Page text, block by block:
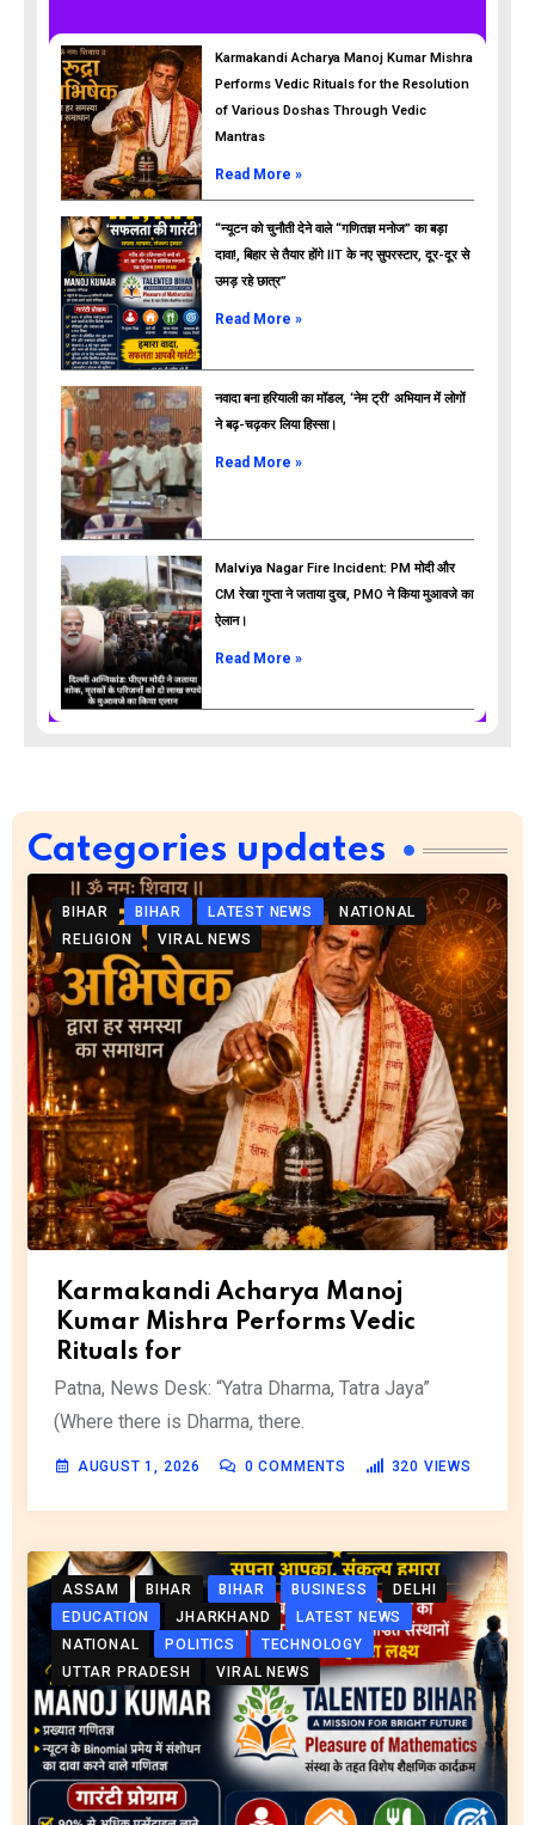
ads
Karmakandi Acharya Manoj Kumar Mishra
Performs Vedic Rituals for the Resolution
of Various Doshas Through Vedic
Mantras
Read More »
“न्यूटन को चुनौती देने वाले “गणितज्ञ मनोज” का बड़ा
दावा!, बिहार से तैयार होंगे IIT के नए सुपरस्टार, दूर-दूर से
उमड़ रहे छात्र”
Read More »
नवादा बना हरियाली का मॉडल, ‘नेम ट्री’ अभियान में लोगों
ने बढ़-चढ़कर लिया हिस्सा।
Read More »
Malviya Nagar Fire Incident: PM मोदी और
CM रेखा गुप्ता ने जताया दुख, PMO ने किया मुआवजे का
ऐलान।
Read More »
Categories updates
BIHAR BIHAR LATEST NEWS
NATIONAL
RELIGION
VIRAL NEWS
Karmakandi Acharya Manoj
Kumar Mishra Performs Vedic
Rituals for
Patna, News Desk: “Yatra Dharma, Tatra Jaya”
(Where there is Dharma, there.
AUGUST 1, 2026 0 COMMENTS 320 VIEWS
ASSAM BIHAR BIHAR BUSINESS
DELHI
EDUCATION
JHARKHAND
LATEST NEWS
NATIONAL
POLITICS
TECHNOLOGY
UTTAR PRADESH
VIRAL NEWS